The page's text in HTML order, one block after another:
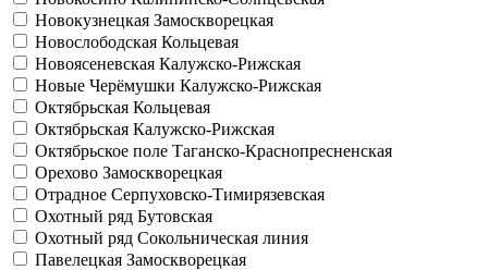
Новокузнецкая Замоскворецкая
Новослободская Кольцевая
Новоясеневская Калужско-Рижская
Новые Черёмушки Калужско-Рижская
Октябрьская Кольцевая
Октябрьская Калужско-Рижская
Октябрьское поле Таганско-Краснопресненская
Орехово Замоскворецкая
Отрадное Серпуховско-Тимирязевская
Охотный ряд Бутовская
Охотный ряд Сокольническая линия
Павелецкая Замоскворецкая